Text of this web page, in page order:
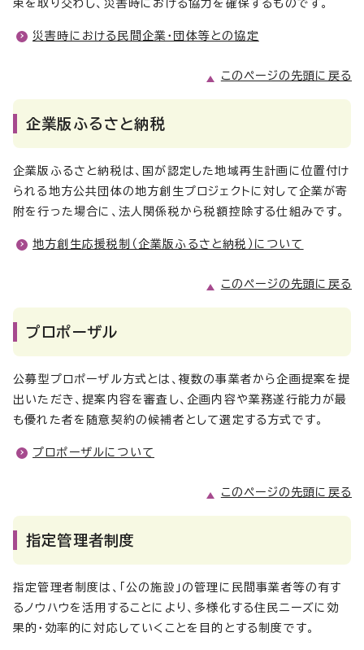
束を取り交わし、災害時における協力を確保するものです。
災害時における民間企業・団体等との協定
このページの先頭に戻る
企業版ふるさと納税
企業版ふるさと納税は、国が認定した地域再生計画に位置付け
られる地方公共団体の地方創生プロジェクトに対して企業が寄
附を行った場合に、法人関係税から税額控除する仕組みです。
地方創生応援税制（企業版ふるさと納税）について
このページの先頭に戻る
プロポーザル
公募型プロポーザル方式とは、複数の事業者から企画提案を提
出いただき、提案内容を審査し、企画内容や業務遂行能力が最
も優れた者を随意契約の候補者として選定する方式です。
プロポーザルについて
このページの先頭に戻る
指定管理者制度
指定管理者制度は、「公の施設」の管理に民間事業者等の有す
るノウハウを活用することにより、多様化する住民ニーズに効
果的・効率的に対応していくことを目的とする制度です。